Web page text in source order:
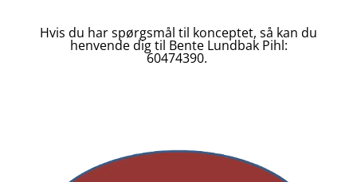
Hvis du har spørgsmål til konceptet, så kan du
henvende dig til Bente Lundbak Pihl:
60474390.